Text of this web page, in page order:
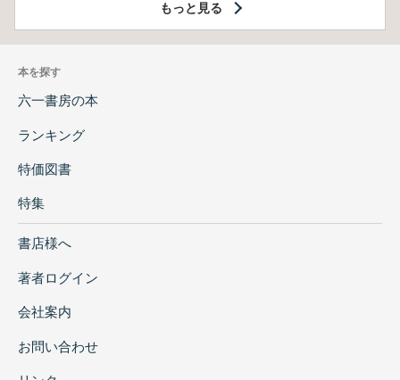
もっと見る
本を探す
六一書房の本
ランキング
特価図書
特集
書店様へ
著者ログイン
会社案内
お問い合わせ